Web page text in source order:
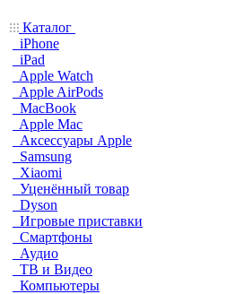
Каталог
iPhone
iPad
Apple Watch
Apple AirPods
MacBook
Apple Mac
Аксессуары Apple
Samsung
Xiaomi
Уценённый товар
Dyson
Игровые приставки
Смартфоны
Аудио
ТВ и Видео
Компьютеры